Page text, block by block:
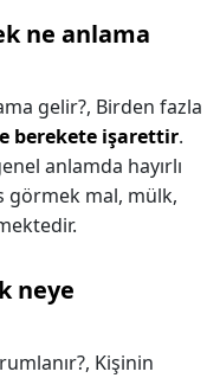
ne anlama
gelir?, Birden fazla
berekete işarettir.
anlamda hayırlı
görmek mal, mülk,
neye
Kişinin